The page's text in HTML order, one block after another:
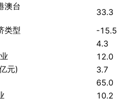
台
33.3
型
-15.5
4.3
12.0
元)
3.7
65.0
10.2